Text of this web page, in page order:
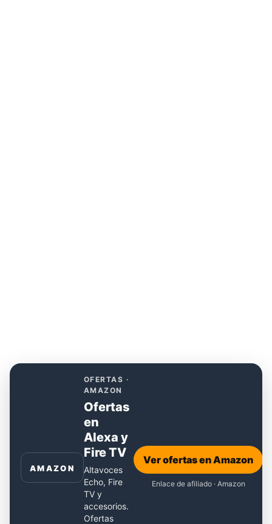
AMAZON
OFERTAS ·
AMAZON
Ofertas
en
Alexa y
Fire TV
Altavoces
Echo, Fire
TV y
accesorios.
Ofertas
Ver ofertas en Amazon
Enlace de afiliado · Amazon